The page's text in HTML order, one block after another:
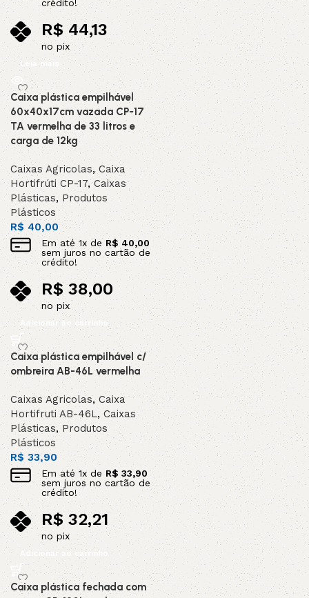
crédito!
R$44,13
no pix
Leia mais
Caixa plástica empilhável
60x40x17cm vazada CP-17
TA vermelha de 33 litros e
carga de 12kg
Caixas Agricolas, Caixa
Hortifrúti CP-17,Caixas
Plásticas, Produtos
Plásticos
R$ 40,00
Em até 1x de R$ 40,00
sem juros no cartão de
crédito!
R$38,00
no pix
Adicionar ao carrinho
Caixa plástica empilhável c/
ombreira AB-46L vermelha
Caixas Agricolas, Caixa
Hortifruti AB-46L,Caixas
Plásticas,Produtos
Plásticos
R$ 33,90
Em até 1x de R$ 33,90
sem juros no cartão de
crédito!
R$ 32,21
no pix
Adicionar ao carrinho
Caixa plástica fechada com